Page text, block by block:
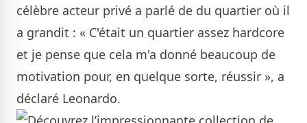
célèbre acteur privé a parlé de du quartier où il
a grandit : « C'était un quartier assez hardcore
et je pense que cela m'a donné beaucoup de
motivation pour, en quelque sorte, réussir », a
déclaré Leonardo.